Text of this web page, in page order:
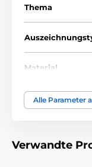
Thema
Material
Alle Parameter
Verwandte